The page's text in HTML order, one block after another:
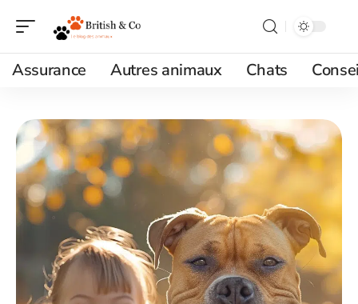
Assurance Autres animaux Chats